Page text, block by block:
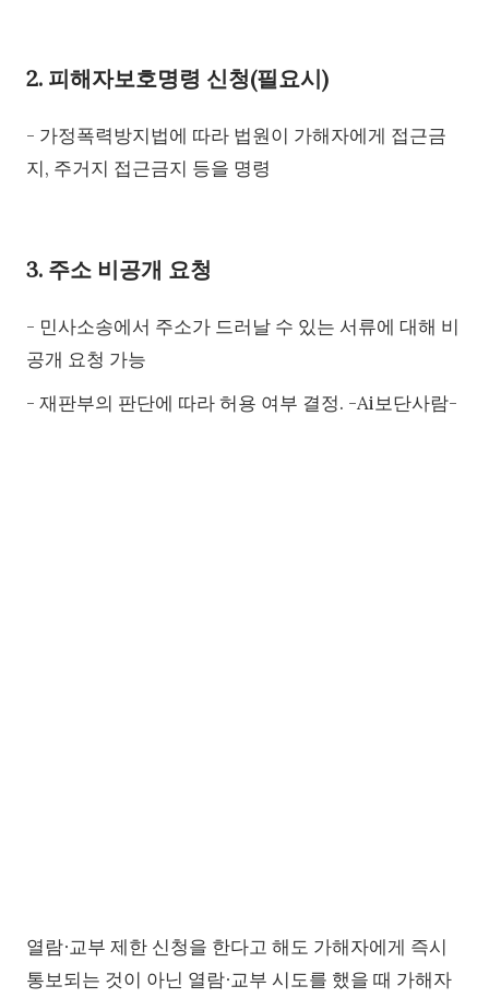
2. 피해자보호명령 신청(필요시)
- 가정폭력방지법에 따라 법원이 가해자에게 접근금
지, 주거지 접근금지 등을 명령
3. 주소 비공개 요청
- 민사소송에서 주소가 드러날 수 있는 서류에 대해 비
공개 요청 가능
- 재판부의 판단에 따라 허용 여부 결정. -Ai보단사람-
열람∙교부 제한 신청을 한다고 해도 가해자에게 즉시
통보되는 것이 아닌 열람∙교부 시도를 했을 때 가해자